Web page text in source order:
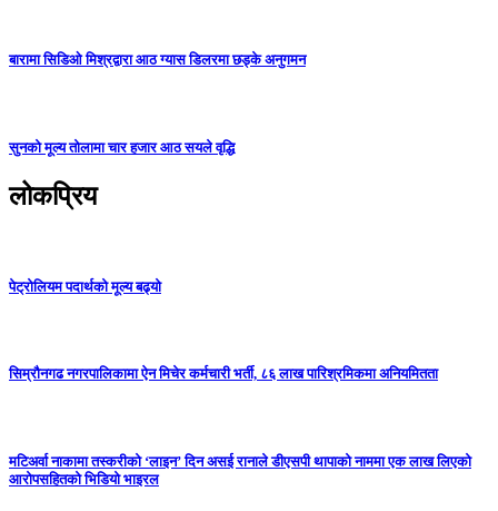
बारामा सिडिओ मिश्रद्वारा आठ ग्यास डिलरमा छड्के अनुगमन
सुनको मूल्य तोलामा चार हजार आठ सयले वृद्धि
लोकप्रिय
पेट्रोलियम पदार्थको मूल्य बढ्यो
सिम्रौनगढ नगरपालिकामा ऐन मिचेर कर्मचारी भर्ती, ८६ लाख पारिश्रमिकमा अनियमितता
मटिअर्वा नाकामा तस्करीको ‘लाइन’ दिन असई रानाले डीएसपी थापाको नाममा एक लाख लिएको
आरोपसहितको भिडियो भाइरल